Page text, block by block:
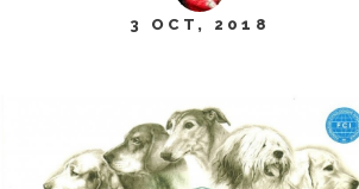
3 OCT, 2018